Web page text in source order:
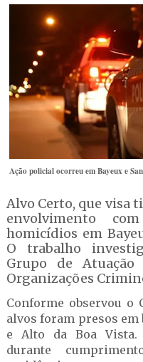
Ação policial ocorreu em Bayeux e
Alvo Certo, que visa
envolvimento
homicídios em
O trabalho
Grupo de Atuação
Organizações
Conforme observou o
alvos foram presos
e Alto da Boa Vista.
durante